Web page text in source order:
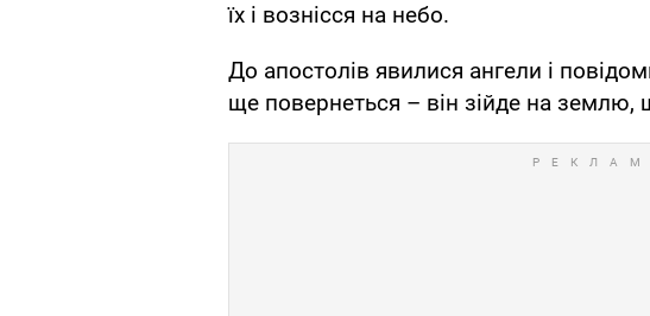
їх і вознісся на небо.
До апостолів явилися ангели і
ще повернеться – він зійде на землю,